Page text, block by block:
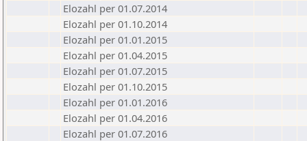
Elozahl per 01.07.2014
Elozahl per 01.10.2014
Elozahl per 01.01.2015
Elozahl per 01.04.2015
Elozahl per 01.07.2015
Elozahl per 01.10.2015
Elozahl per 01.01.2016
Elozahl per 01.04.2016
Elozahl per 01.07.2016